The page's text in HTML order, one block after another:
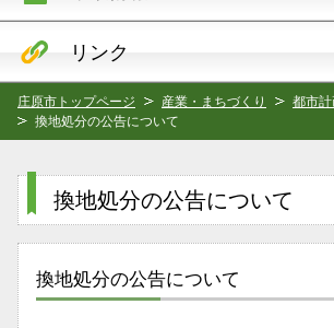
リンク
庄原市トップページ 産業・まちづくり
都市
換地処分の公告について
換地処分の公告について
換地処分の公告について